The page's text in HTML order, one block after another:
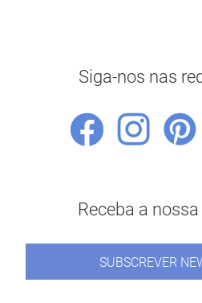
Siga-nos nas
Receba a
SUBSCREVER